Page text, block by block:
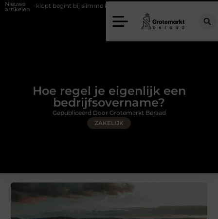
Nieuwe
artikelen
klopt begint bij slimme keuzes
Hoe regel je eigenlijk een
bedrijfsovername?
ZAKELIJK
Gepubliceerd Door Grotemarkt Beraad